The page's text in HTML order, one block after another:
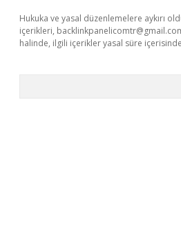
Hukuka ve yasal düzenlemelere aykırı
içerikleri,
halinde, ilgili içerikler yasal süre